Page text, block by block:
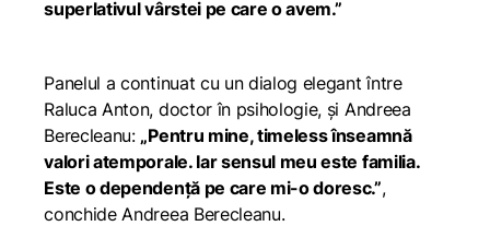
superlativul vârstei pe care o avem.”
Panelul a continuat cu un dialog elegant între
Raluca Anton, doctor în psihologie, și Andreea
Berecleanu: „Pentru mine, timeless înseamnă
valori atemporale. Iar sensul meu este familia.
Este o dependență pe care mi-o doresc.”,
conchide Andreea Berecleanu.